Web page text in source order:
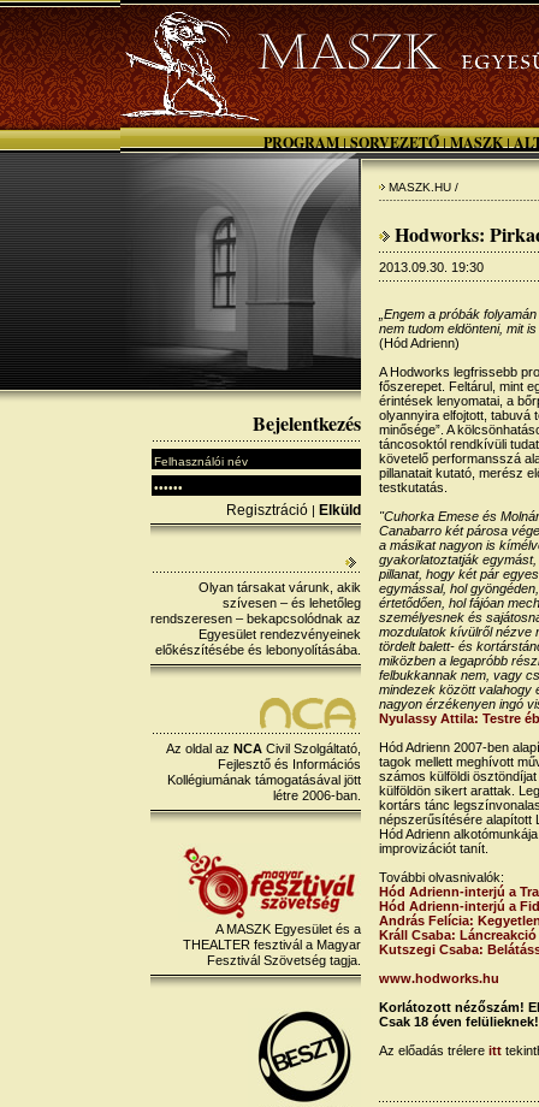
PROGRAM | SORVEZETŐ | MASZK |
Bejelentkezés
Regisztráció | Elküld
Olyan társakat várunk, akik
szívesen – és lehetőleg
rendszeresen – bekapcsolódnak az
Egyesület rendezvényeinek
előkészítésébe és lebonyolításába.
Az oldal az NCA Civil Szolgáltató,
Fejlesztő és Információs
Kollégiumának támogatásával jött
létre 2006-ban.
A MASZK Egyesület és a
THEALTER fesztivál a Magyar
Fesztivál Szövetség tagja.
MASZK.HU /
Hodworks:
2013.09.30. 19:30
„Engem a próbák
nem tudom eldönteni, mit
(Hód Adrienn)
A Hodworks legfrissebb
főszerepet. Feltárul, mint
érintések lenyomatai, a
olyannyira elfojtott, tabuvá
minősége”. A
táncosoktól rendkívüli
követelő performansszá
pillanatait kutató, merész
testkutatás.
"Cuhorka Emese és
Canabarro két párosa
a másikat nagyon is
gyakorlatoztatják
pillanat, hogy két pár
egymással, hol
értetődően, hol fájóan
személyesnek és
mozdulatok kívülről nézve
tördelt balett- és
miközben a legapróbb
felbukkannak nem, vagy
mindezek között valahogy
nagyon érzékenyen ingó
Nyulassy Attila: Testre
Hód Adrienn 2007-ben
tagok mellett meghívott
számos külföldi
külföldön sikert arattak.
kortárs tánc
népszerűsítésére alapított
Hód Adrienn
improvizációt tanít.
További olvasnivalók:
Hód Adrienn-interjú a
Hód Adrienn-interjú a
András Felícia:
Králl Csaba: Láncreakció
Kutszegi Csaba:
www.hodworks.hu
Korlátozott nézőszám!
Csak 18 éven felülieknek!
Az előadás trélere itt